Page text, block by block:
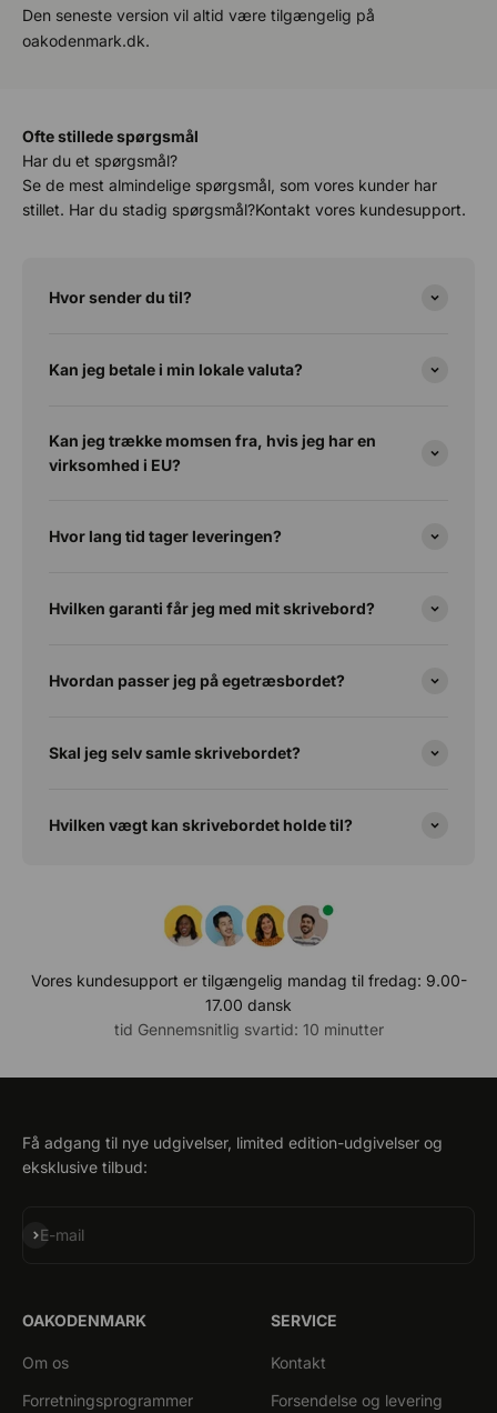
Den seneste version vil altid være tilgængelig på
oakodenmark.dk.
Ofte stillede spørgsmål
Har du et spørgsmål?
Se de mest almindelige spørgsmål, som vores kunder har
stillet. Har du stadig spørgsmål?Kontakt vores kundesupport.
Hvor sender du til?
Kan jeg betale i min lokale valuta?
Kan jeg trække momsen fra, hvis jeg har en
virksomhed i EU?
Hvor lang tid tager leveringen?
Hvilken garanti får jeg med mit skrivebord?
Hvordan passer jeg på egetræsbordet?
Skal jeg selv samle skrivebordet?
Hvilken vægt kan skrivebordet holde til?
Vores kundesupport er tilgængelig mandag til fredag: 9.00-
17.00 dansk
tid Gennemsnitlig svartid: 10 minutter
Få adgang til nye udgivelser, limited edition-udgivelser og
eksklusive tilbud:
E-mail
Abonner
OAKODENMARK
Om os
Forretningsprogrammer
SERVICE
Kontakt
Forsendelse og levering